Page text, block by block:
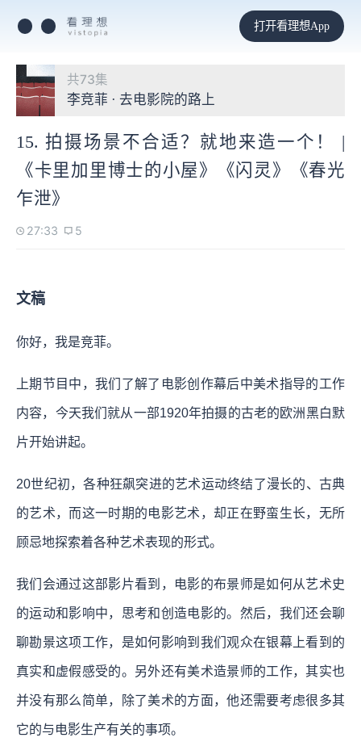
打开看理想App
共73集
李竞菲 · 去电影院的路上
15. 拍摄场景不合适？就地来造一个！ |
《卡里加里博士的小屋》《闪灵》《春光
乍泄》
27:33 5
文稿
你好，我是竞菲。
上期节目中，我们了解了电影创作幕后中美术指导的工作
内容，今天我们就从一部1920年拍摄的古老的欧洲黑白默
片开始讲起。
20世纪初，各种狂飙突进的艺术运动终结了漫长的、古典
的艺术，而这一时期的电影艺术，却正在野蛮生长，无所
顾忌地探索着各种艺术表现的形式。
我们会通过这部影片看到，电影的布景师是如何从艺术史
的运动和影响中，思考和创造电影的。然后，我们还会聊
聊勘景这项工作，是如何影响到我们观众在银幕上看到的
真实和虚假感受的。另外还有美术造景师的工作，其实也
并没有那么简单，除了美术的方面，他还需要考虑很多其
它的与电影生产有关的事项。